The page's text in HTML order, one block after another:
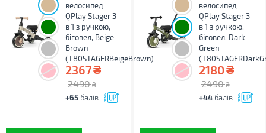
велосипед
QPlay Stager 3
в 1 з ручкою,
біговел, Beige-
Brown
(T80STAGERBeigeBrown)
2367₴
2490 ₴
+65 балів
велосипед
QPlay Stager 3
в 1 з ручкою,
біговел, Dark
Green
2180₴
2490 ₴
+44 балів